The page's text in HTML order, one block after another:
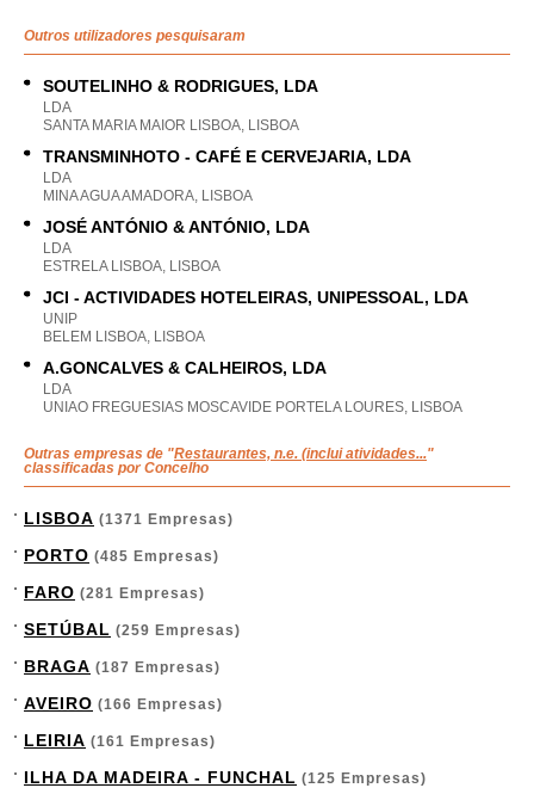
Outros utilizadores pesquisaram
SOUTELINHO & RODRIGUES, LDA
LDA
SANTA MARIA MAIOR LISBOA, LISBOA
TRANSMINHOTO - CAFÉ E CERVEJARIA, LDA
LDA
MINA AGUA AMADORA, LISBOA
JOSÉ ANTÓNIO & ANTÓNIO, LDA
LDA
ESTRELA LISBOA, LISBOA
JCI - ACTIVIDADES HOTELEIRAS, UNIPESSOAL, LDA
UNIP
BELEM LISBOA, LISBOA
A.GONCALVES & CALHEIROS, LDA
LDA
UNIAO FREGUESIAS MOSCAVIDE PORTELA LOURES, LISBOA
Outras empresas de "Restaurantes, n.e. (inclui atividades..."
classificadas por Concelho
LISBOA (1371 Empresas)
PORTO (485 Empresas)
FARO (281 Empresas)
SETÚBAL (259 Empresas)
BRAGA (187 Empresas)
AVEIRO (166 Empresas)
LEIRIA (161 Empresas)
ILHA DA MADEIRA - FUNCHAL (125 Empresas)